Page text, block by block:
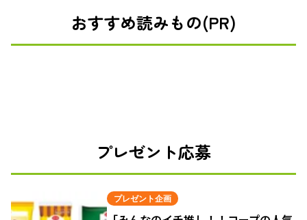
おすすめ読みもの(PR)
プレゼント応募
プレゼント企画